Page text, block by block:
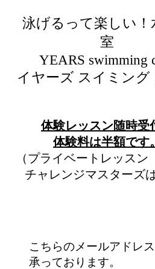
泳げるって楽しい！
室
​YEARS swimming
イヤーズ スイミング
体験レッスン随時受
​体験料は半額です。
（プライベートレッスン
チャレンジマスターズは
こちらのメールアドレ
承っております。